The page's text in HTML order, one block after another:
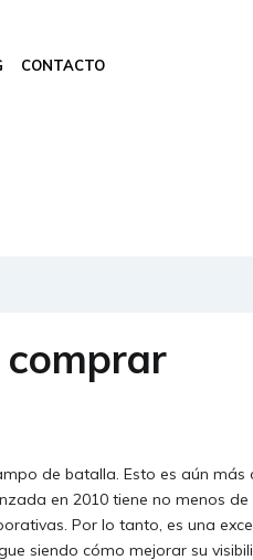
CONTACTO
de batalla. Esto es aún más
en 2010 tiene no menos de
Por lo tanto, es una
siendo cómo mejorar su